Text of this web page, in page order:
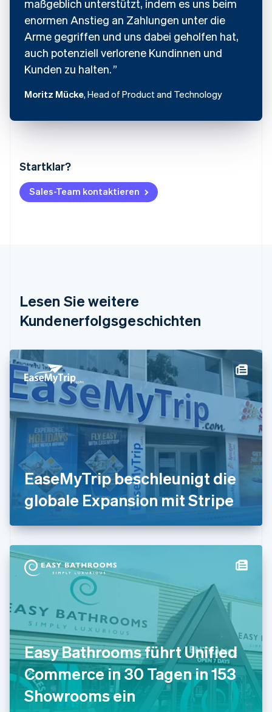
Startklar?
Sales-Team kontaktieren
maßgeblich unterstützt, indem es uns beim
enormen Anstieg an Zahlungen unter die
Arme gegriffen und uns dabei geholfen hat,
auch potenziell verlorene Kundinnen und
Kunden zu halten.
Moritz Mücke, Head of Product and Technology
Lesen Sie weitere
Kundenerfolgsgeschichten
EaseMyTrip beschleunigt die
globale Expansion mit Stripe
Easy Bathrooms führt Unified
Commerce in 30 Tagen in 153
Showrooms ein
Australien
Belgien
NederlandsFrançaisDeutschEnglish
DeutschEnglish
English
简体中文English
Finnland
EnglishSvenska
Frankreich
FrançaisEnglish
Gibraltar
English
Griechenland
English
Indien
English
Irland
English
Japan
日本語English
Kanada
English Français
Kroatien
Italiano
Lettland
English
Liechtenstein
DeutschEnglish
Litauen
English
Luxemburg
FrançaisDeutschEnglish
Malaysia